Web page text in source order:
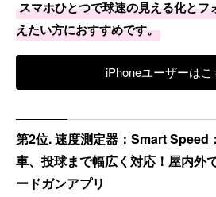
スマホひとつで球速の見える化とフ
えたい方におすすめです。
iPhoneユーザーはこ
第2位. 速度測定器：Smart Speed
車、投球まで幅広く対応！屋内外
ードガンアプリ